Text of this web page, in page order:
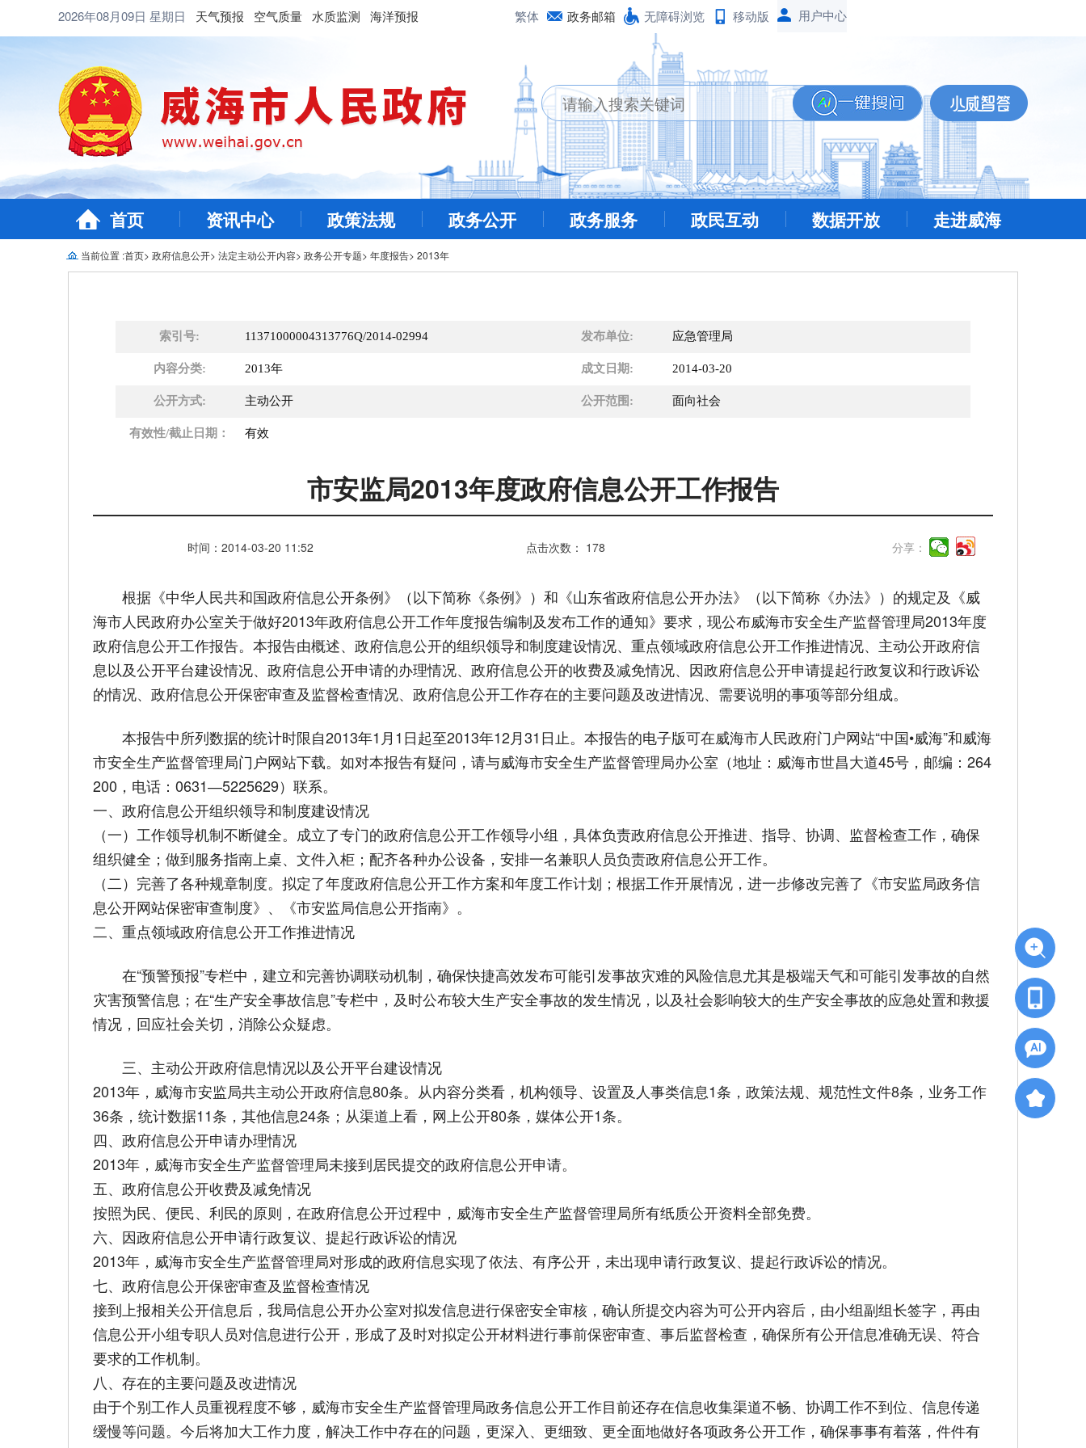
2026年08月09日 星期日 天气预报 空气质量 水质监测 海洋预报 繁体 政务邮箱 无障碍浏览 移动版
首页 资讯中心 政策法规 政务公开 政务服务 政民互动 数据开放 走进威海
当前位置 :首页> 政府信息公开> 法定主动公开内容> 政务公开专题> 年度报告> 2013年
索引号: 11371000004313776Q/2014-02994 发布单位: 应急管理局
内容分类: 2013年 成文日期: 2014-03-20
公开方式: 主动公开 公开范围: 面向社会
有效性/截止日期： 有效
市安监局2013年度政府信息公开工作报告
时间： 2014-03-20 11:52 点击次数： 178 分享：
根据《中华人民共和国政府信息公开条例》（以下简称《条例》）和《山东省政府信息公开办法》（以下简称《办法》）的规定及《威
海市人民政府办公室关于做好2013年政府信息公开工作年度报告编制及发布工作的通知》要求，现公布威海市安全生产监督管理局2013年度
政府信息公开工作报告。本报告由概述、政府信息公开的组织领导和制度建设情况、重点领域政府信息公开工作推进情况、主动公开政府信
息以及公开平台建设情况、政府信息公开申请的办理情况、政府信息公开的收费及减免情况、因政府信息公开申请提起行政复议和行政诉讼
的情况、政府信息公开保密审查及监督检查情况、政府信息公开工作存在的主要问题及改进情况、需要说明的事项等部分组成。
本报告中所列数据的统计时限自2013年1月1日起至2013年12月31日止。本报告的电子版可在威海市人民政府门户网站“中国•威海”和威海
市安全生产监督管理局门户网站下载。如对本报告有疑问，请与威海市安全生产监督管理局办公室（地址：威海市世昌大道45号，邮编：264
200，电话：0631―5225629）联系。
一、政府信息公开组织领导和制度建设情况
（一）工作领导机制不断健全。成立了专门的政府信息公开工作领导小组，具体负责政府信息公开推进、指导、协调、监督检查工作，确保
组织健全；做到服务指南上桌、文件入柜；配齐各种办公设备，安排一名兼职人员负责政府信息公开工作。
（二）完善了各种规章制度。拟定了年度政府信息公开工作方案和年度工作计划；根据工作开展情况，进一步修改完善了《市安监局政务信
息公开网站保密审查制度》、《市安监局信息公开指南》。
二、重点领域政府信息公开工作推进情况
在“预警预报”专栏中，建立和完善协调联动机制，确保快捷高效发布可能引发事故灾难的风险信息尤其是极端天气和可能引发事故的自然
灾害预警信息；在“生产安全事故信息”专栏中，及时公布较大生产安全事故的发生情况，以及社会影响较大的生产安全事故的应急处置和救援
情况，回应社会关切，消除公众疑虑。
三、主动公开政府信息情况以及公开平台建设情况
2013年，威海市安监局共主动公开政府信息80条。从内容分类看，机构领导、设置及人事类信息1条，政策法规、规范性文件8条，业务工作
36条，统计数据11条，其他信息24条；从渠道上看，网上公开80条，媒体公开1条。
四、政府信息公开申请办理情况
2013年，威海市安全生产监督管理局未接到居民提交的政府信息公开申请。
五、政府信息公开收费及减免情况
按照为民、便民、利民的原则，在政府信息公开过程中，威海市安全生产监督管理局所有纸质公开资料全部免费。
六、因政府信息公开申请行政复议、提起行政诉讼的情况
2013年，威海市安全生产监督管理局对形成的政府信息实现了依法、有序公开，未出现申请行政复议、提起行政诉讼的情况。
七、政府信息公开保密审查及监督检查情况
接到上报相关公开信息后，我局信息公开办公室对拟发信息进行保密安全审核，确认所提交内容为可公开内容后，由小组副组长签字，再由
信息公开小组专职人员对信息进行公开，形成了及时对拟定公开材料进行事前保密审查、事后监督检查，确保所有公开信息准确无误、符合
要求的工作机制。
八、存在的主要问题及改进情况
由于个别工作人员重视程度不够，威海市安全生产监督管理局政务信息公开工作目前还存在信息收集渠道不畅、协调工作不到位、信息传递
缓慢等问题。今后将加大工作力度，解决工作中存在的问题，更深入、更细致、更全面地做好各项政务公开工作，确保事事有着落，件件有